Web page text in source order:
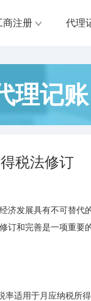
商注册 代理
理记账
税法修订
济发展具有不可替代
订和完善是一项重要
适用于月应纳税所